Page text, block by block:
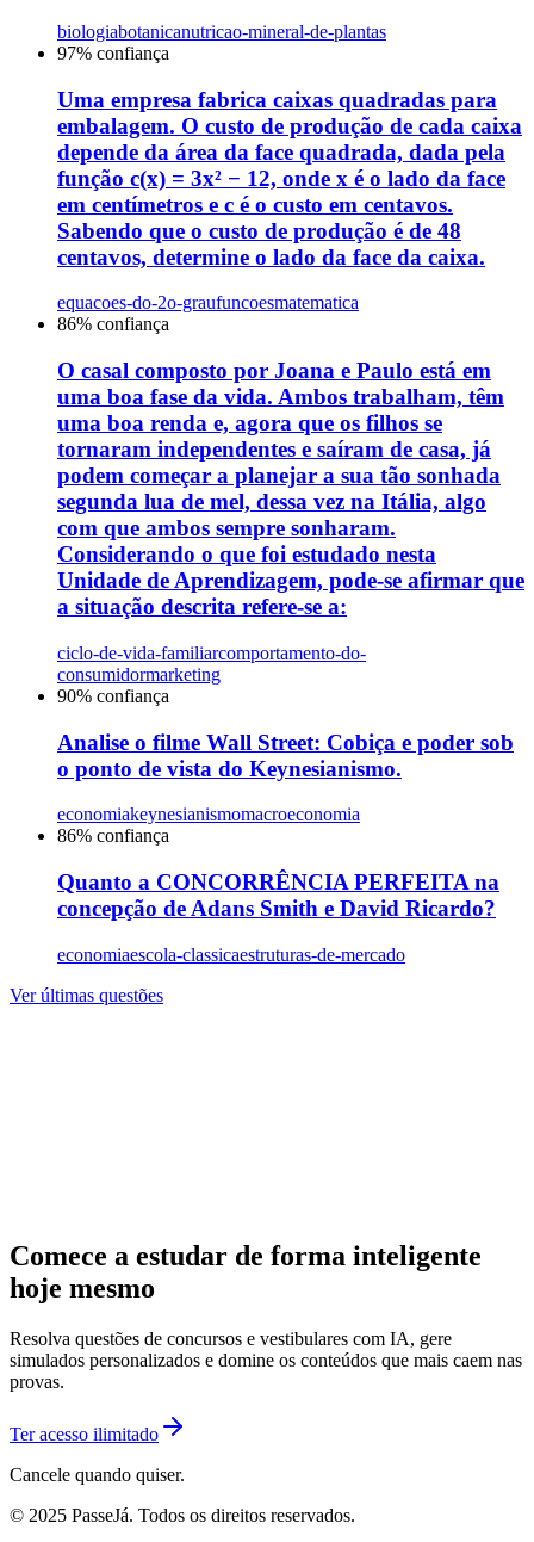
biologiabotanicanutricao-mineral-de-plantas
97% confiança
Uma empresa fabrica caixas quadradas para
embalagem. O custo de produção de cada caixa
depende da área da face quadrada, dada pela
função c(x) = 3x² − 12, onde x é o lado da face
em centímetros e c é o custo em centavos.
Sabendo que o custo de produção é de 48
centavos, determine o lado da face da caixa.
equacoes-do-2o-graufuncoesmatematica
86% confiança
O casal composto por Joana e Paulo está em
uma boa fase da vida. Ambos trabalham, têm
uma boa renda e, agora que os filhos se
tornaram independentes e saíram de casa, já
podem começar a planejar a sua tão sonhada
segunda lua de mel, dessa vez na Itália, algo
com que ambos sempre sonharam.
Considerando o que foi estudado nesta
Unidade de Aprendizagem, pode-se afirmar que
a situação descrita refere-se a:
ciclo-de-vida-familiarcomportamento-do-
consumidormarketing
90% confiança
Analise o filme Wall Street: Cobiça e poder sob
o ponto de vista do Keynesianismo.
economiakeynesianismomacroeconomia
86% confiança
Quanto a CONCORRÊNCIA PERFEITA na
concepção de Adans Smith e David Ricardo?
economiaescola-classicaestruturas-de-mercado
Ver últimas questões
Comece a estudar de forma inteligente
hoje mesmo
Resolva questões de concursos e vestibulares com IA, gere
simulados personalizados e domine os conteúdos que mais caem nas
provas.
Ter acesso ilimitado
Cancele quando quiser.
© 2025 PasseJá. Todos os direitos reservados.